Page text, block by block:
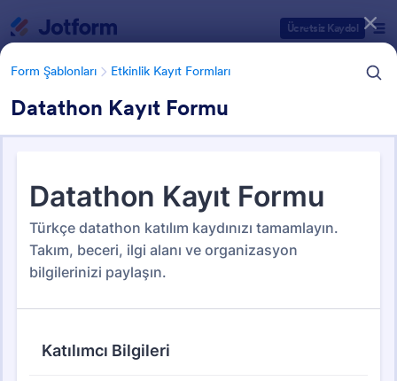
Ücretsiz Kaydol
Form Şablonları Etkinlik Kayıt Formları
Datathon Kayıt Formu
Form Şablonları Etkinlik Kayıt Formları
Etkinlik Kayıt Formları
145 Şablon
Form Şablonu Kategorileri